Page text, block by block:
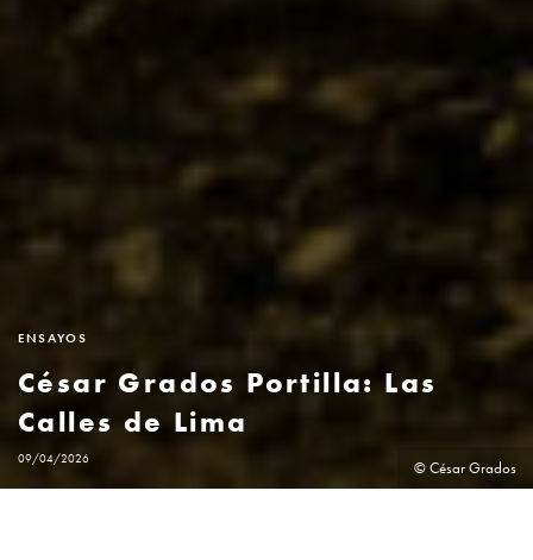
ENSAYOS
César Grados Portilla: Las
Calles de Lima
09/04/2026 © César Grados